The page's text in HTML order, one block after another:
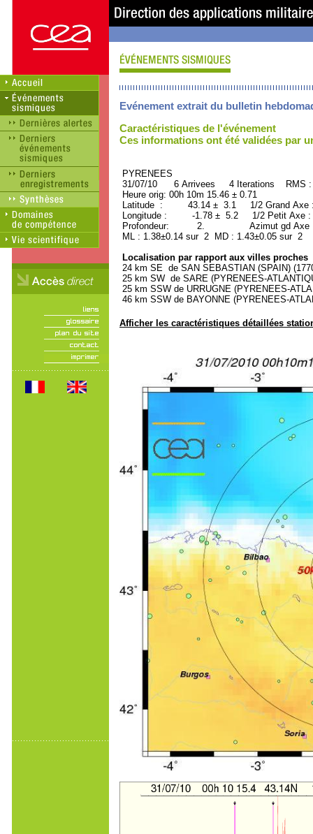
Evénement extrait du bulletin
Caractéristiques de l'événement
Ces informations ont été validées par
PYRENEES ORID :
31/07/10 6 Arrivees 4 Iterations RMS
Heure orig: 00h 10m 15.46 ± 0.71
Latitude : 43.14 ± 3.1 1/2 Grand Axe
Longitude : -1.78 ± 5.2 1/2 Petit Axe
Profondeur: 2. Azimut gd Axe :
ML : 1.38±0.14 sur 2 MD : 1.43±0.05 sur 2
Localisation par rapport aux villes proches
24 km SE de SAN SEBASTIAN (SPAIN)
25 km SW de SARE (PYRENEES-
25 km SSW de URRUGNE (PYRENEES-
46 km SSW de BAYONNE (PYRENEES-
Afficher les caractéristiques détaillées